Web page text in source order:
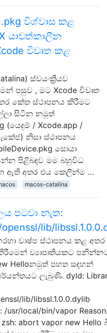
විශ්වාස කළ
යාවත්කාලීන
විවෘත කළ
ස්වයංක්‍රීයව
පසුව , මට Xcode විවෘත
කේත ස්ථාපනය කිරීමට
සිටින නමුත්
(යෙදුම් / Xcode.app /
නිසා ස්ථාපනය
සොයා
පිළිබඳව මම බහුවිධ
ඇති අතර එය කෙලින්ම …
macos-catalina
පටවා නැත:
lib/
වාෂ්ප ස්ථාපනය කළ අතර
ව්‍යාපෘතියකට
Helloනමුත් පහත සඳහන්
ලැබුණි. dyld:
lib/libssl.1.0.0.dylib
/usr/local/bin/vapor
abort vapor new Hello